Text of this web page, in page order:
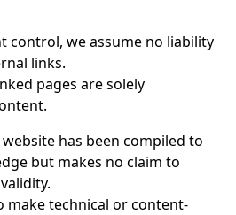
control, we assume no liability
links.
pages are solely
has been compiled to
but makes no claim to
make technical or content-